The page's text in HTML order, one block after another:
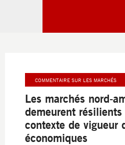
COMMENTAIRE SUR LES MARCHÉS
Les marchés nord-
demeurent résilients
contexte de vigueur
économiques